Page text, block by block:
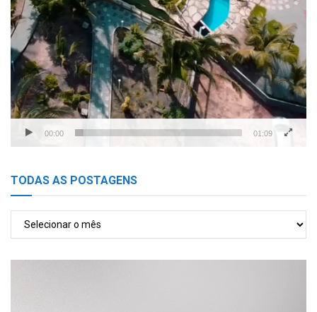
00:00 01:09
TODAS AS POSTAGENS